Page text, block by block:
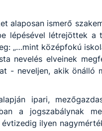
alaposan ismerő
lépésével létrejöttek a
„…mint középfokú
nevelés elveinek
- neveljen, akik önálló
ipari,
a jogszabálynak
ilyen